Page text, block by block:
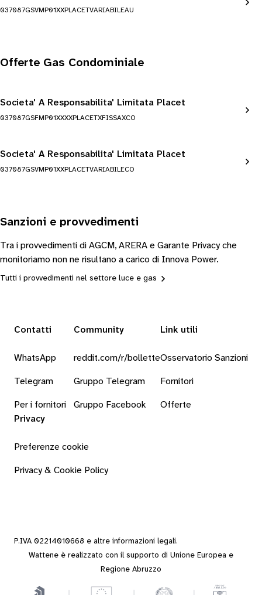
037087GSVMP01XXPLACETVARIABILEAU
Offerte Gas Condominiale
Societa' A Responsabilita' Limitata Placet
037087GSFMP01XXXXPLACETXFISSAXCO
Societa' A Responsabilita' Limitata Placet
037087GSVMP01XXPLACETVARIABILECO
Sanzioni e provvedimenti
Tra i provvedimenti di AGCM, ARERA e Garante Privacy che
monitoriamo non ne risultano a carico di Innova Power.
Tutti i provvedimenti nel settore luce e gas
Contatti
WhatsApp
Telegram
Per i fornitori
Community
reddit.com/r/bollette
Gruppo Telegram
Gruppo Facebook
Link utili
Osservatorio Sanzioni
Fornitori
Offerte
Privacy
Preferenze cookie
Privacy & Cookie Policy
P.IVA 02214010668 e altre informazioni legali.
Wattene è realizzato con il supporto di Unione Europea e
Regione Abruzzo